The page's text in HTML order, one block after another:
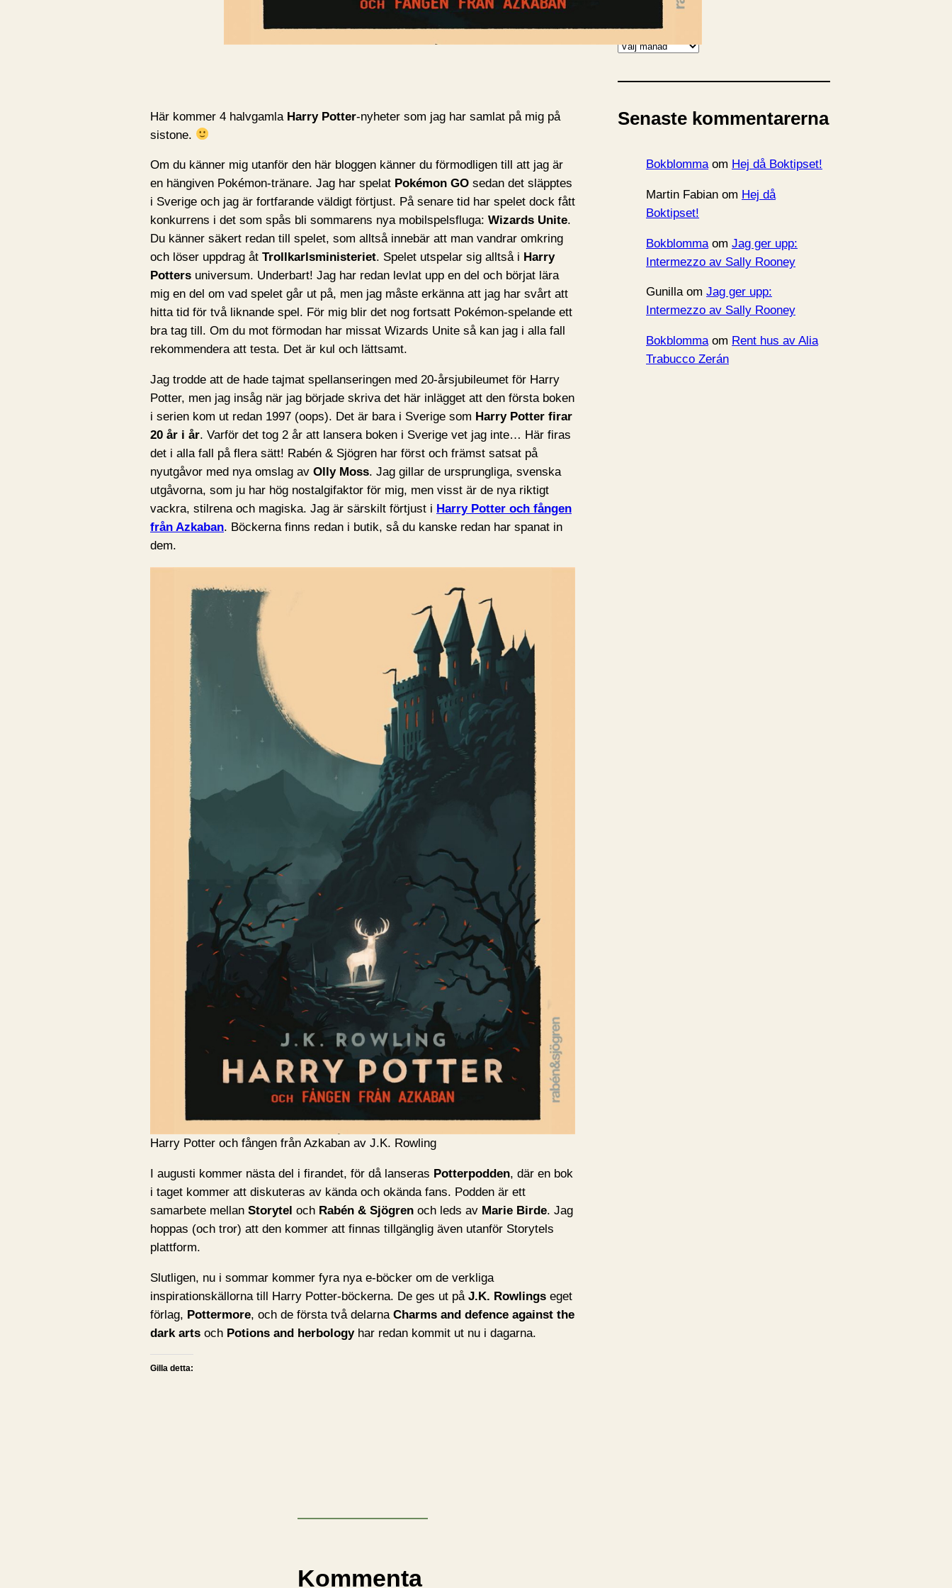
Här kommer 4 halvgamla Harry Potter-nyheter som jag har samlat på mig på
sistone.
Om du känner mig utanför den här bloggen känner du förmodligen till att jag är
en hängiven Pokémon-tränare. Jag har spelat Pokémon GO sedan det släpptes
i Sverige och jag är fortfarande väldigt förtjust. På senare tid har spelet dock fått
konkurrens i det som spås bli sommarens nya mobilspelsfluga: Wizards Unite.
Du känner säkert redan till spelet, som alltså innebär att man vandrar omkring
och löser uppdrag åt Trollkarlsministeriet. Spelet utspelar sig alltså i Harry
Potters universum. Underbart! Jag har redan levlat upp en del och börjat lära
mig en del om vad spelet går ut på, men jag måste erkänna att jag har svårt att
hitta tid för två liknande spel. För mig blir det nog fortsatt Pokémon-spelande ett
bra tag till. Om du mot förmodan har missat Wizards Unite så kan jag i alla fall
rekommendera att testa. Det är kul och lättsamt.
Jag trodde att de hade tajmat spellanseringen med 20-årsjubileumet för Harry
Potter, men jag insåg när jag började skriva det här inlägget att den första boken
i serien kom ut redan 1997 (oops). Det är bara i Sverige som Harry Potter firar
20 år i år. Varför det tog 2 år att lansera boken i Sverige vet jag inte… Här firas
det i alla fall på flera sätt! Rabén & Sjögren har först och främst satsat på
nyutgåvor med nya omslag av Olly Moss. Jag gillar de ursprungliga, svenska
utgåvorna, som ju har hög nostalgifaktor för mig, men visst är de nya riktigt
vackra, stilrena och magiska. Jag är särskilt förtjust i Harry Potter och fången
från Azkaban. Böckerna finns redan i butik, så du kanske redan har spanat in
dem.
Harry Potter och fången från Azkaban av J.K. Rowling
I augusti kommer nästa del i firandet, för då lanseras Potterpodden, där en bok
i taget kommer att diskuteras av kända och okända fans. Podden är ett
samarbete mellan Storytel och Rabén & Sjögren och leds av Marie Birde. Jag
hoppas (och tror) att den kommer att finnas tillgänglig även utanför Storytels
plattform.
Slutligen, nu i sommar kommer fyra nya e-böcker om de verkliga
inspirationskällorna till Harry Potter-böckerna. De ges ut på J.K. Rowlings eget
förlag, Pottermore, och de första två delarna Charms and defence against the
dark arts och Potions and herbology har redan kommit ut nu i dagarna.
Gilla detta:
Kommenta
A
k
v
Senaste kommentarerna
Bokblommaom Hej då Boktipset!
Martin Fabian om Hej då
Boktipset!
Bokblomma om Jag ger upp:
Intermezzo av Sally Rooney
Gunillaom Jag ger upp:
Intermezzo av Sally Rooney
Bokblommaom Rent hus av Alia
Trabucco Zerán